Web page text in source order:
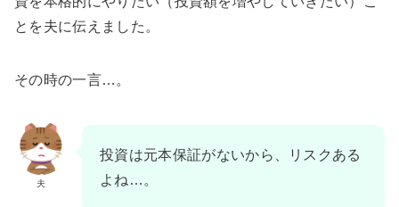
とを夫に伝えました。
その時の一言…。
夫
投資は元本保証がないから、リスクある
よね…。